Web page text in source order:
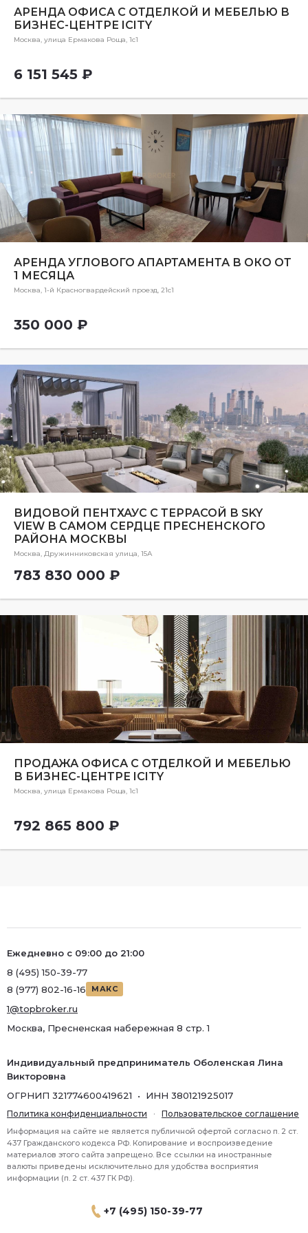
АРЕНДА ОФИСА С ОТДЕЛКОЙ И МЕБЕЛЬЮ В
БИЗНЕС-ЦЕНТРЕ IСITY
Москва, улица Ермакова Роща, 1с1
6 151 545 ₽
АРЕНДА УГЛОВОГО АПАРТАМЕНТА В ОКО ОТ
1 МЕСЯЦА
Москва, 1-й Красногвардейский проезд, 21с1
350 000 ₽
ВИДОВОЙ ПЕНТХАУС С ТЕРРАСОЙ В SKY
VIEW В САМОМ СЕРДЦЕ ПРЕСНЕНСКОГО
РАЙОНА МОСКВЫ
Москва, Дружинниковская улица, 15А
783 830 000 ₽
ПРОДАЖА ОФИСА С ОТДЕЛКОЙ И МЕБЕЛЬЮ
В БИЗНЕС-ЦЕНТРЕ IСITY
Москва, улица Ермакова Роща, 1с1
792 865 800 ₽
+7 (495) 150-39-77
Ежедневно с 09:00 до 21:00
8 (495) 150-39-77
8 (977) 802-16-16
МАКС
1@topbroker.ru
Москва, Пресненская набережная 8 стр. 1
Индивидуальный предприниматель Оболенская Лина
Викторовна
ОГРНИП 321774600419621 • ИНН 380121925017
Политика конфиденциальности · Пользовательское соглашение
Информация на сайте не является публичной офертой согласно п. 2 ст.
437 Гражданского кодекса РФ. Копирование и воспроизведение
материалов этого сайта запрещено. Все ссылки на иностранные
валюты приведены исключительно для удобства восприятия
информации (п. 2 ст. 437 ГК РФ).